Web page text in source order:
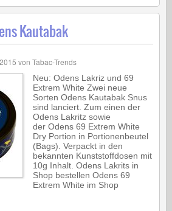
Kautabak
von Tabac-Trends
Neu: Odens Lakriz und 69
Extrem White Zwei neue
Sorten Odens Kautabak Snus
sind lanciert. Zum einen der
Odens Lakritz sowie
der Odens 69 Extrem White
Dry Portion in Portionenbeutel
(Bags). Verpackt in den
bekannten Kunststoffdosen mit
10g Inhalt. Odens Lakrits in
Shop bestellen Odens 69
Extrem White im Shop